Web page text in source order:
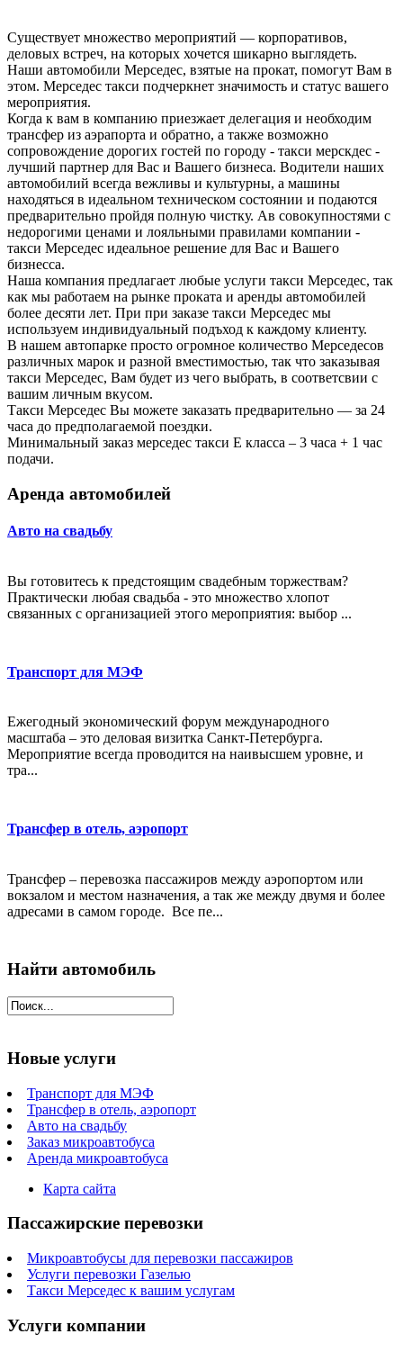
Существует множество мероприятий — корпоративов,
деловых встреч, на которых хочется шикарно выглядеть.
Наши автомобили Мерседес, взятые на прокат, помогут Вам в
этом. Мерседес такси подчеркнет значимость и статус вашего
мероприятия.
Когда к вам в компанию приезжает делегация и необходим
трансфер из аэрапорта и обратно, а также возможно
сопровождение дорогих гостей по городу - такси мерскдес -
лучший партнер для Вас и Вашего бизнеса. Водители наших
автомобилий всегда вежливы и культурны, а машины
находяться в идеальном техническом состоянии и подаются
предварительно пройдя полную чистку. Ав совокупностями с
недорогими ценами и лояльными правилами компании -
такси Мерседес идеальное решение для Вас и Вашего
бизнесса.
Наша компания предлагает любые услуги такси Мерседес, так
как мы работаем на рынке проката и аренды автомобилей
более десяти лет. При при заказе такси Мерседес мы
используем индивидуальный подъход к каждому клиенту.
В нашем автопарке просто огромное количество Мерседесов
различных марок и разной вместимостью, так что заказывая
такси Мерседес, Вам будет из чего выбрать, в соответсвии с
вашим личным вкусом.
Такси Мерседес Вы можете заказать предварительно — за 24
часа до предполагаемой поездки.
Минимальный заказ мерседес такси Е класса – 3 часа + 1 час
подачи.
Аренда автомобилей
Авто на свадьбу
Вы готовитесь к предстоящим свадебным торжествам?
Практически любая свадьба - это множество хлопот
связанных с организацией этого мероприятия: выбор ...
Транспорт для МЭФ
Ежегодный экономический форум международного
масштаба – это деловая визитка Санкт-Петербурга.
Мероприятие всегда проводится на наивысшем уровне, и
тра...
Трансфер в отель, аэропорт
Трансфер – перевозка пассажиров между аэропортом или
вокзалом и местом назначения, а так же между двумя и более
адресами в самом городе. Все пе...
Найти автомобиль
Новые услуги
Транспорт для МЭФ
Трансфер в отель, аэропорт
Авто на свадьбу
Заказ микроавтобуса
Аренда микроавтобуса
Карта сайта
Пассажирские перевозки
Микроавтобусы для перевозки пассажиров
Услуги перевозки Газелью
Такси Мерседес к вашим услугам
Услуги компании